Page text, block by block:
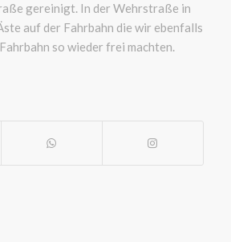
gereinigt. In der Wehrstraße in
auf der Fahrbahn die wir ebenfalls
so wieder frei machten.